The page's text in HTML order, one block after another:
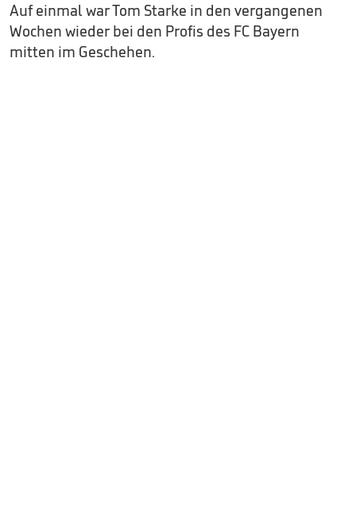
Auf einmal war Tom Starke in den vergangenen
Wochen wieder bei den Profis des FC Bayern
mitten im Geschehen.